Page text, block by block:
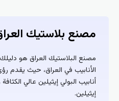
مصنع بلاستيك
مصنع البلاستيك العراق هو
الأنابيب في العراق، حيث يقدم
أنابيب البولي إيثيلين عالي
إيثيلين.